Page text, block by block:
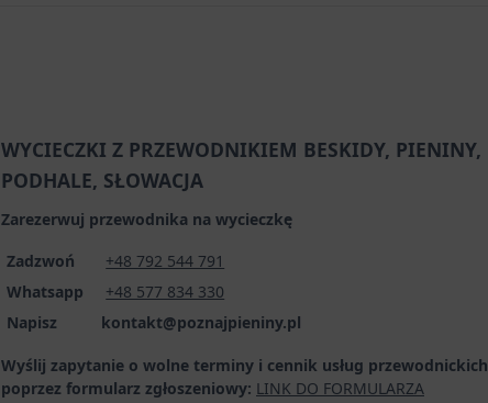
WYCIECZKI Z PRZEWODNIKIEM BESKIDY, PIENINY,
PODHALE, SŁOWACJA
Zarezerwuj przewodnika na wycieczkę
Zadzwoń +48 792 544 791
Whatsapp +48 577 834 330
Napisz kontakt@poznajpieniny.pl
Wyślij zapytanie o wolne terminy i cennik usług przewodnickich
poprzez formularz zgłoszeniowy: LINK DO FORMULARZA